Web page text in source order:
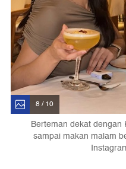
8 / 10
Berteman dekat
sampai makan malam